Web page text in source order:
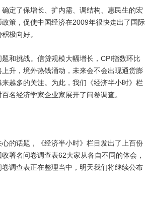
了保增长、扩内需、调结构、惠民生的宏
策，促使中国经济在2009年很快走出了国际
极向好。
挑战。信贷规模大幅增长，CPI指数环比
升，境外热钱涌动，未来会不会出现通货膨
越多的关注。为此，我们《经济半小时》栏
名经济学家企业家展开了问卷调查。
话题，《经济半小时》栏目发出了上百份
署名问卷调查表62大家从各自不同的体会，
调查表正在整理当中，明天我们将继续公布